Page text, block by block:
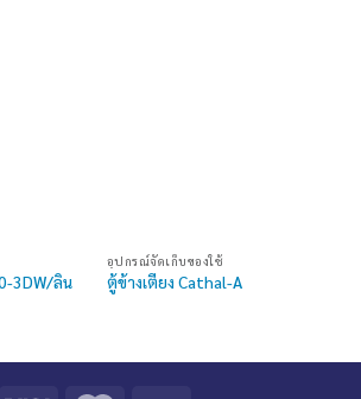
3DW/ลิน
อุปกรณ์จัดเก็บของใช้
ตู้ข้างเตียง Cathal-A